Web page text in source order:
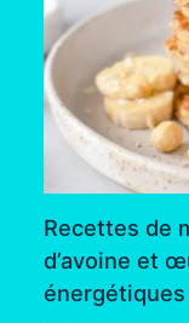
Recettes de
d’avoine et
énergétiques